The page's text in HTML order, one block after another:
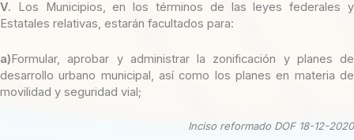
V. Los Municipios, en los términos de las leyes federales y
Estatales relativas, estarán facultados para:
a)Formular, aprobar y administrar la zonificación y planes de
desarrollo urbano municipal, así como los planes en materia de
movilidad y seguridad vial;
Inciso reformado DOF 18-12-2020